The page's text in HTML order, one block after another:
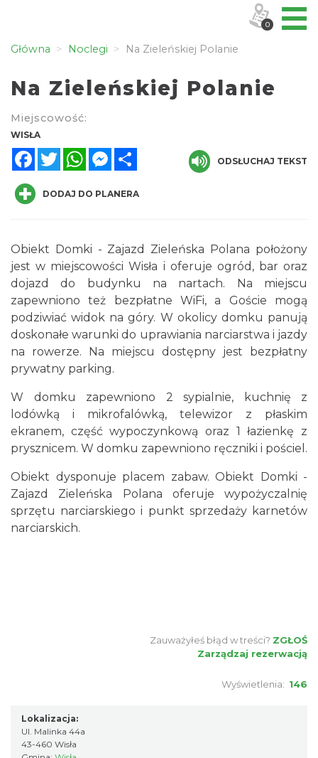
Główna Noclegi Na Zieleńskiej Polanie
Na Zieleńskiej Polanie
Miejscowość:
WISŁA
FacebookTwitterWhatsAppMessenger
ODSŁUCHAJ TEKST
DODAJ DO PLANERA
Obiekt Domki - Zajazd Zieleńska Polana położony
jest w miejscowości Wisła i oferuje ogród, bar oraz
dojazd do budynku na nartach. Na miejscu
zapewniono też bezpłatne WiFi, a Goście mogą
podziwiać widok na góry. W okolicy domku panują
doskonałe warunki do uprawiania narciarstwa i jazdy
na rowerze. Na miejscu dostępny jest bezpłatny
prywatny parking.
W domku zapewniono 2 sypialnie, kuchnię z
lodówką i mikrofalówką, telewizor z płaskim
ekranem, część wypoczynkową oraz 1 łazienkę z
prysznicem. W domku zapewniono ręczniki i pościel.
Obiekt dysponuje placem zabaw. Obiekt Domki -
Zajazd Zieleńska Polana oferuje wypożyczalnię
sprzętu narciarskiego i punkt sprzedaży karnetów
narciarskich.
Zauważyłeś błąd w treści? ZGŁOŚ
Zarządzaj rezerwacją
Wyświetlenia: 146
Lokalizacja:
Ul. Malinka 44a
43-460 Wisła
0